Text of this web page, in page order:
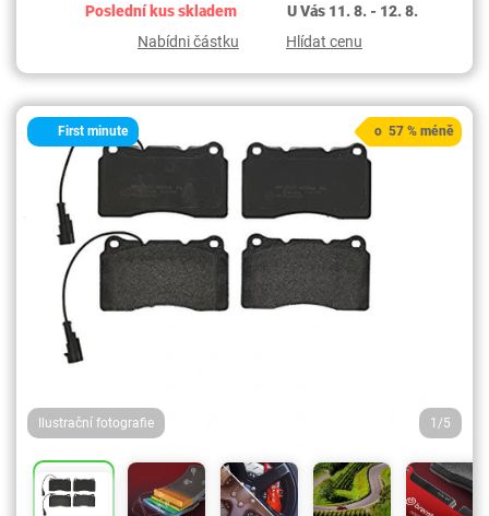
Poslední kus skladem
U Vás 11. 8. - 12. 8.
Nabídni částku
Hlídat cenu
First minute
Ilustrační fotografie 1/5
o 57 % méně